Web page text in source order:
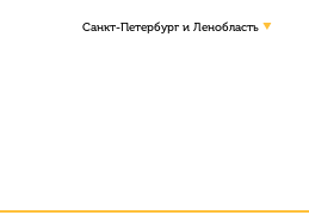
Санкт-Петербург и Ленобласть